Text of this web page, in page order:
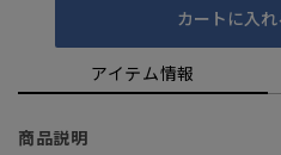
カートに入れ
アイテム情報
商品説明